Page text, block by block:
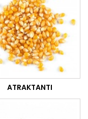
ATRAKTANTI